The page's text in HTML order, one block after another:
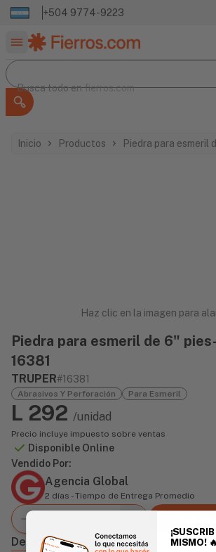
+504 9774-9223
Buscar productos
Busca todo en
Busca todo enfierros.com
Inicio Productos Piedra para esmeril
Haz clic en la imagen para
Piedra para esmeril de 6"
16381
TRUPER#16381
Abrasivos Y Perforación Para Esmeril
L 292 /unidad
Precio incluye impuesto sobre ventas
Disponible Online
Vendido Por:
Agencia Global
2 días - Tiempo de Entrega Promedio
Descripción
MISMO!